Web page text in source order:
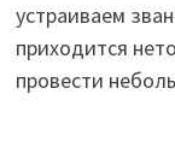
устраиваем
приходится
провести